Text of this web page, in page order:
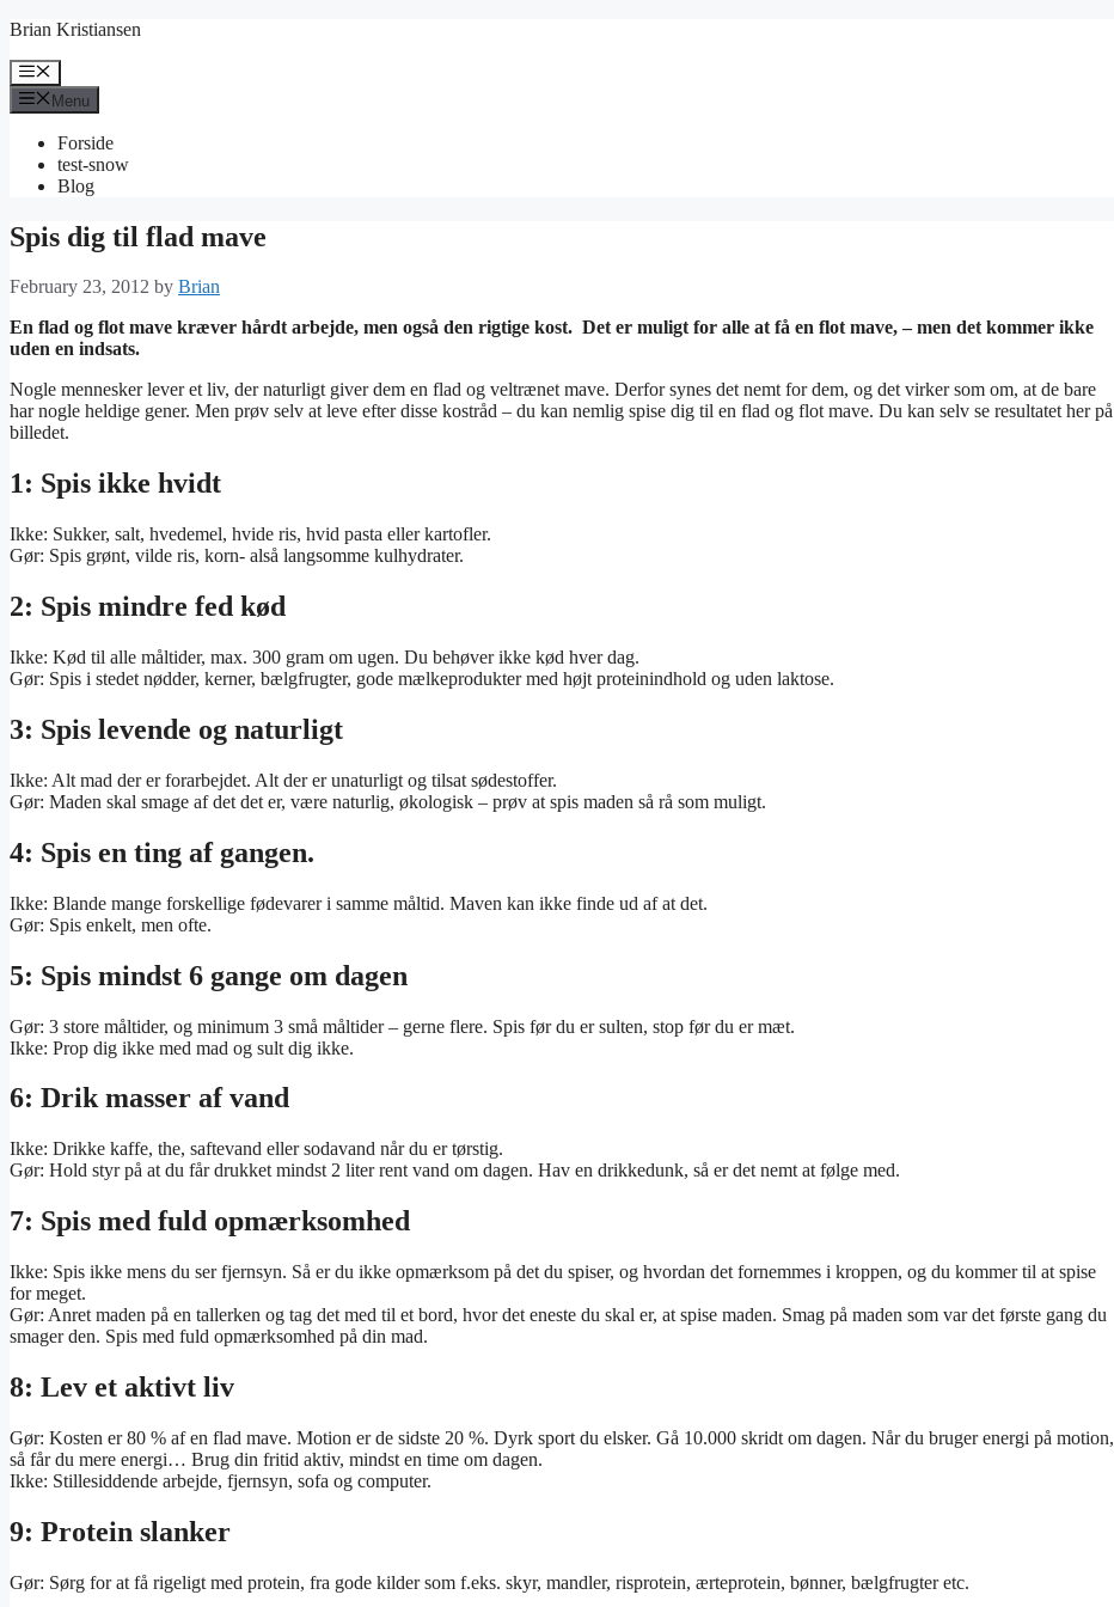
Skip
content
Brian Kristiansen
Menu
Menu
Forside
test-snow
Blog
Spis dig til flad mave
February 23, 2012 by Brian
En flad og flot mave kræver hårdt arbejde, men også den rigtige kost. Det er muligt for alle at få en flot mave, – men det kommer ikke
uden en indsats.
Nogle mennesker lever et liv, der naturligt giver dem en flad og veltrænet mave. Derfor synes det nemt for dem, og det virker som om, at de bare
har nogle heldige gener. Men prøv selv at leve efter disse kostråd – du kan nemlig spise dig til en flad og flot mave. Du kan selv se resultatet her på
billedet.
1: Spis ikke hvidt
Ikke: Sukker, salt, hvedemel, hvide ris, hvid pasta eller kartofler.
Gør: Spis grønt, vilde ris, korn- alså langsomme kulhydrater.
2: Spis mindre fed kød
Ikke: Kød til alle måltider, max. 300 gram om ugen. Du behøver ikke kød hver dag.
Gør: Spis i stedet nødder, kerner, bælgfrugter, gode mælkeprodukter med højt proteinindhold og uden laktose.
3: Spis levende og naturligt
Ikke: Alt mad der er forarbejdet. Alt der er unaturligt og tilsat sødestoffer.
Gør: Maden skal smage af det det er, være naturlig, økologisk – prøv at spis maden så rå som muligt.
4: Spis en ting af gangen.
Ikke: Blande mange forskellige fødevarer i samme måltid. Maven kan ikke finde ud af at det.
Gør: Spis enkelt, men ofte.
5: Spis mindst 6 gange om dagen
Gør: 3 store måltider, og minimum 3 små måltider – gerne flere. Spis før du er sulten, stop før du er mæt.
Ikke: Prop dig ikke med mad og sult dig ikke.
6: Drik masser af vand
Ikke: Drikke kaffe, the, saftevand eller sodavand når du er tørstig.
Gør: Hold styr på at du får drukket mindst 2 liter rent vand om dagen. Hav en drikkedunk, så er det nemt at følge med.
7: Spis med fuld opmærksomhed
Ikke: Spis ikke mens du ser fjernsyn. Så er du ikke opmærksom på det du spiser, og hvordan det fornemmes i kroppen, og du kommer til at spise
for meget.
Gør: Anret maden på en tallerken og tag det med til et bord, hvor det eneste du skal er, at spise maden. Smag på maden som var det første gang du
smager den. Spis med fuld opmærksomhed på din mad.
8: Lev et aktivt liv
Gør: Kosten er 80 % af en flad mave. Motion er de sidste 20 %. Dyrk sport du elsker. Gå 10.000 skridt om dagen. Når du bruger energi på motion,
så får du mere energi… Brug din fritid aktiv, mindst en time om dagen.
Ikke: Stillesiddende arbejde, fjernsyn, sofa og computer.
9: Protein slanker
Gør: Sørg for at få rigeligt med protein, fra gode kilder som f.eks. skyr, mandler, risprotein, ærteprotein, bønner, bælgfrugter etc.